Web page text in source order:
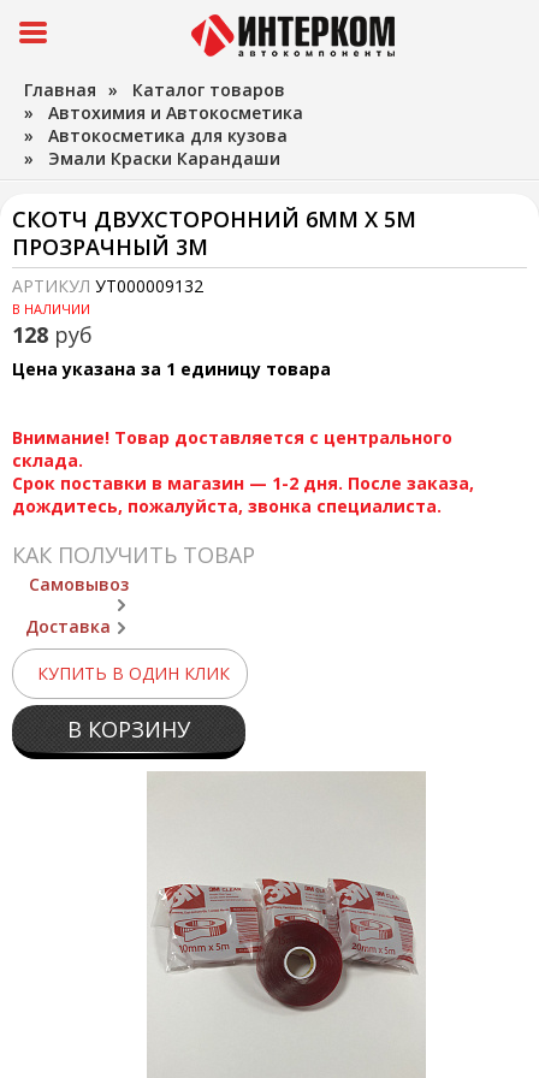
Главная » Каталог товаров
» Автохимия и Автокосметика
» Автокосметика для кузова
» Эмали Краски Карандаши
СКОТЧ ДВУХСТОРОННИЙ 6ММ Х 5М
ПРОЗРАЧНЫЙ 3М
АРТИКУЛ УТ000009132
В НАЛИЧИИ
128 руб
Цена указана за 1 единицу товара
Внимание! Товар доставляется с центрального
склада.
Срок поставки в магазин — 1-2 дня. После заказа,
дождитесь, пожалуйста, звонка специалиста.
КАК ПОЛУЧИТЬ ТОВАР
Самовывоз
Доставка
КУПИТЬ В ОДИН КЛИК
В КОРЗИНУ